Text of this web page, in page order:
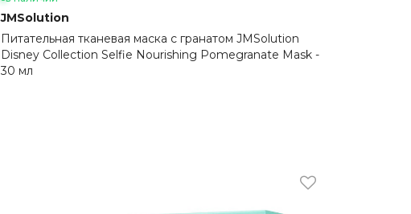
JMSolution
Питательная тканевая маска с гранатом JMSolution
Disney Collection Selfie Nourishing Pomegranate Mask -
30 мл